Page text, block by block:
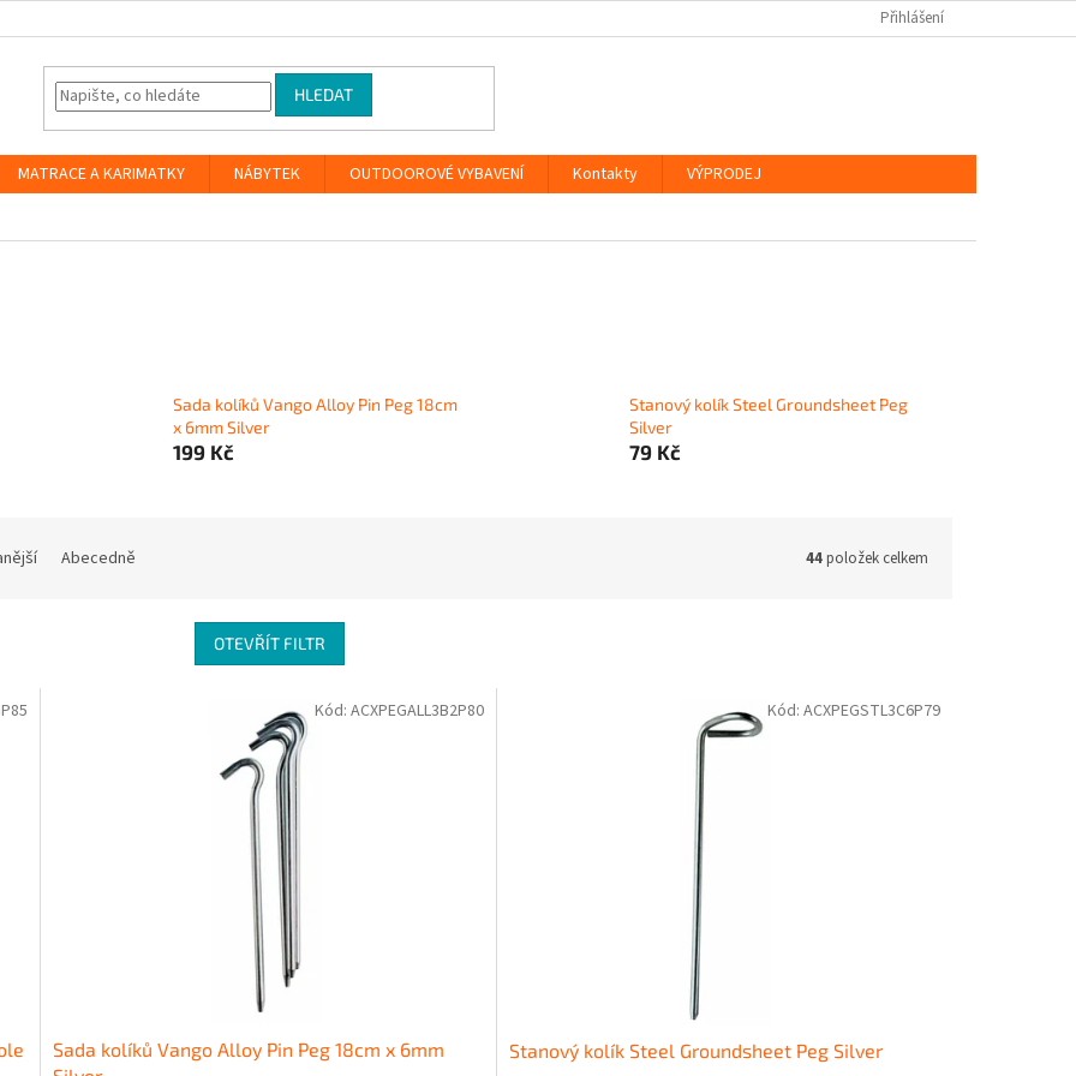
Přihlášení
HLEDAT
MATRACE A KARIMATKY NÁBYTEK OUTDOOROVÉ VYBAVENÍ Kontakty
VÝPRODEJ
Sada kolíků Vango Alloy Pin Peg 18cm
x 6mm Silver
199 Kč
Stanový kolík Steel Groundsheet Peg
Silver
79 Kč
Abecedně 44položek celkem
OTEVŘÍT FILTR
Sada kolíků Vango Alloy Pin Peg 18cm x 6mm
Kód: ACXPEGALL3B2P80
Stanový kolík Steel Groundsheet Peg Silver
Kód: ACXPEGSTL3C6P79